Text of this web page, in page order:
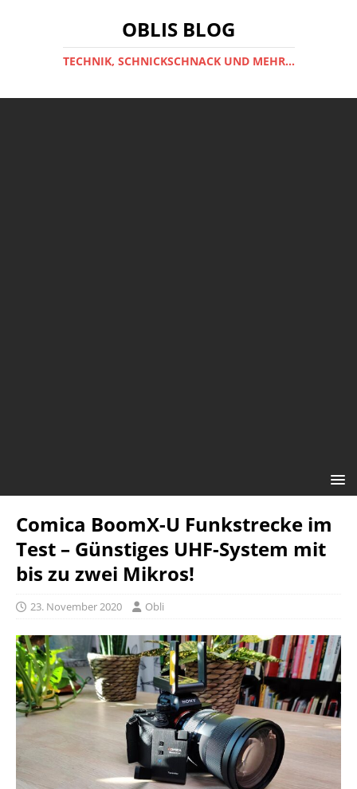
OBLIS BLOG
TECHNIK, SCHNICKSCHNACK UND MEHR...
Comica BoomX-U Funkstrecke im
Test – Günstiges UHF-System mit
bis zu zwei Mikros!
23. November 2020 Obli